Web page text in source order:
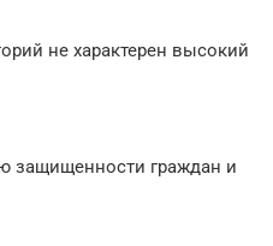
не характерен высокий
защищенности граждан и